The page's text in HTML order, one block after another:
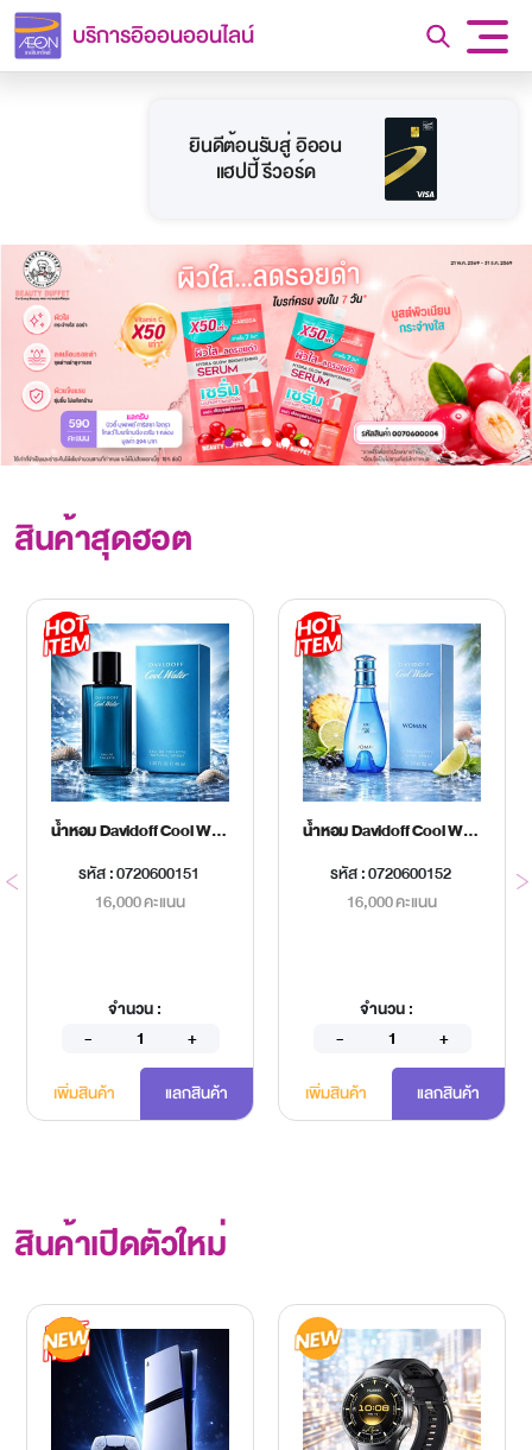
บริการอิออนออนไลน์
ยินดีต้อนรับสู่ อิออน
แฮปปี้ รีวอร์ด
สินค้าสุดฮอต
น้ำหอม Davidoff Cool Water Men EDT 40 ml.
รหัส : 0720600151
16,000 คะแนน
จำนวน :
เพิ่มสินค้า แลกสินค้า
น้ำหอม Davidoff Cool Water Women EDT 30 ml.
รหัส : 0720600152
16,000 คะแนน
จำนวน :
เพิ่มสินค้า แลกสินค้า
สินค้าเปิดตัวใหม่